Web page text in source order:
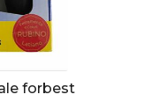
forbest